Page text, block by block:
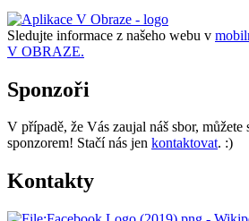
Sledujte informace z našeho webu v
V OBRAZE.
Sponzoři
V případě, že Vás zaujal náš sbor, můžete
sponzorem! Stačí nás jen kontaktovat. :)
Kontakty